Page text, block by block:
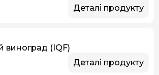
Деталі продукту
(IQF)
Деталі продукту